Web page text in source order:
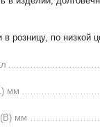
по низкой
мм
мм